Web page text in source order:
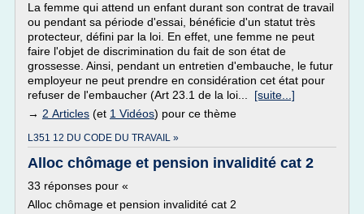
La femme qui attend un enfant durant son contrat de travail
ou pendant sa période d'essai, bénéficie d'un statut très
protecteur, défini par la loi. En effet, une femme ne peut
faire l'objet de discrimination du fait de son état de
grossesse. Ainsi, pendant un entretien d'embauche, le futur
employeur ne peut prendre en considération cet état pour
refuser de l'embaucher (Art 23.1 de la loi... [suite...]
→ 2 Articles (et 1 Vidéos) pour ce thème
L351 12 DU CODE DU TRAVAIL »
Alloc chômage et pension invalidité cat 2
33 réponses pour «
Alloc chômage et pension invalidité cat 2